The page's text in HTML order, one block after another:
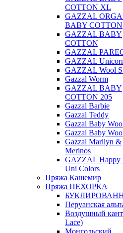
COTTON XL
GAZZAL
BABY COTTON
GAZZAL BABY
COTTON
GAZZAL
GAZZAL
GAZZAL Wool
Gazzal Worm
GAZZAL BABY
COTTON 205
Gazzal Barbie
Gazzal Teddy
Gazzal Baby
Gazzal Baby
Gazzal Marilyn &
Merinos
GAZZAL Happy
Uni Colors
Пряжа Кашемир
Пряжа ПЕХОРКА
Перуанская
Воздушный
Lace)
Монгольский